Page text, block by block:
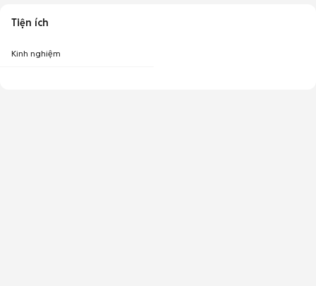
Tiện ích
Kinh nghiệm